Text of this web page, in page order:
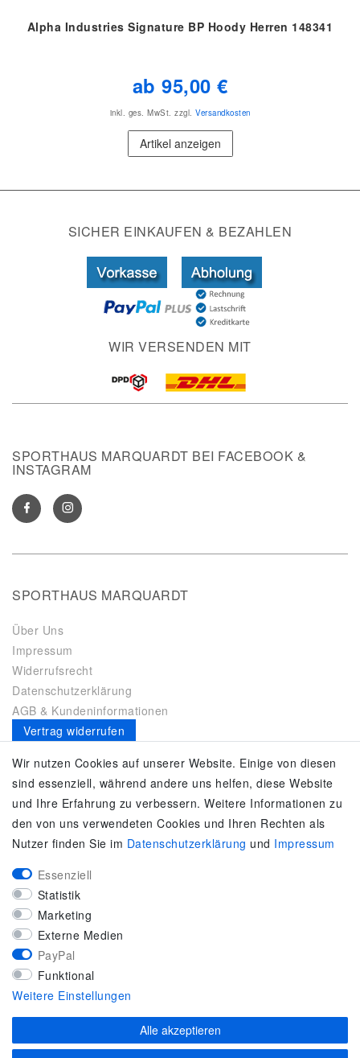
Alpha Industries Signature BP Hoody Herren 148341
ab 95,00 €
inkl. ges. MwSt. zzgl. Versandkosten
Artikel anzeigen
SICHER EINKAUFEN & BEZAHLEN
WIR VERSENDEN MIT
SPORTHAUS MARQUARDT BEI FACEBOOK &
INSTAGRAM
SPORTHAUS MARQUARDT
Über Uns
Impressum
Widerrufsrecht
Datenschutzerklärung
AGB & Kundeninformationen
Vertrag widerrufen
Es gilt unsereDatenschutzerklärung
SERVICE
Kontakt
Zahlung & Versand
Umtausch / Rückgabe
Größenberater
adidas F50
KUNDENSERVICE
Marken-Sportbekleidung & Sportartikel Fachhandel
Top-Modelle ausgewählter Marken
Kostenloser Rückversand deutschlandweit
Versandfertig innerhalb 24h
Wir nutzen Cookies auf unserer Website. Einige von diesen
sind essenziell, während andere uns helfen, diese Website
und Ihre Erfahrung zu verbessern. Weitere Informationen zu
den von uns verwendeten Cookies und Ihren Rechten als
Nutzer finden Sie im Daten­schutz­erklärung und Impressum
Essenziell
Statistik
Marketing
Externe Medien
PayPal
Funktional
Weitere Einstellungen
Alle akzeptieren